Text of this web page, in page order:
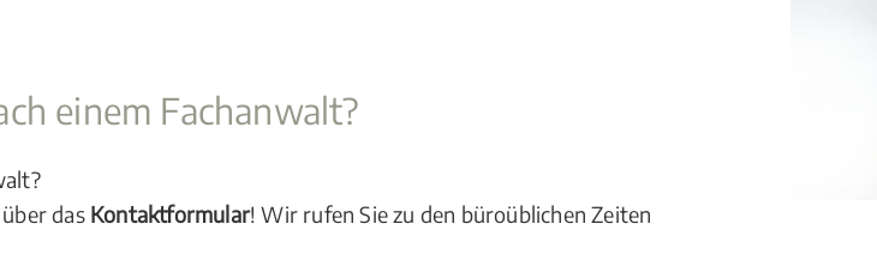
einem Fachanwalt?
das Kontaktformular! Wir rufen Sie zu den büroüblichen Zeiten